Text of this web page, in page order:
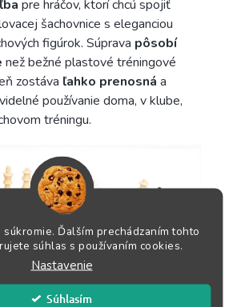
súkromie. Ďalším prechádzaním tohto
súhlas s používaním cookies.
Nastavenie
Súhlasím
pre hráčov, ktorí chcú spojiť
šachovnice s eleganciou
figúrok. Súprava pôsobí
než bežné plastové tréningové
zostáva ľahko prenosná a
používanie doma, v klube,
tréningu.